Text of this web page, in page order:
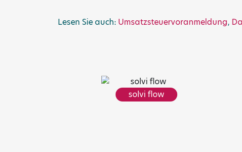
Lesen Sie auch: Umsatzsteuervoranmeldung,
solvi flow